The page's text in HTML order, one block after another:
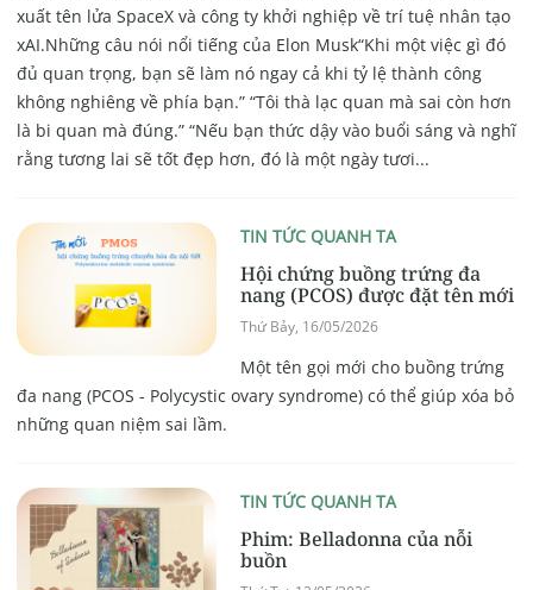
xuất tên lửa SpaceX và công ty khởi nghiệp về trí tuệ nhân tạo
xAI.Những câu nói nổi tiếng của Elon Musk“Khi một việc gì đó
đủ quan trọng, bạn sẽ làm nó ngay cả khi tỷ lệ thành công
không nghiêng về phía bạn.” “Tôi thà lạc quan mà sai còn hơn
là bi quan mà đúng.” “Nếu bạn thức dậy vào buổi sáng và nghĩ
rằng tương lai sẽ tốt đẹp hơn, đó là một ngày tươi...
TIN TỨC QUANH TA
Hội chứng buồng trứng đa
nang (PCOS) được đặt tên mới
Thứ Bảy, 16/05/2026
Một tên gọi mới cho buồng trứng
đa nang (PCOS - Polycystic ovary syndrome) có thể giúp xóa bỏ
những quan niệm sai lầm.
TIN TỨC QUANH TA
Phim: Belladonna của nỗi
buồn